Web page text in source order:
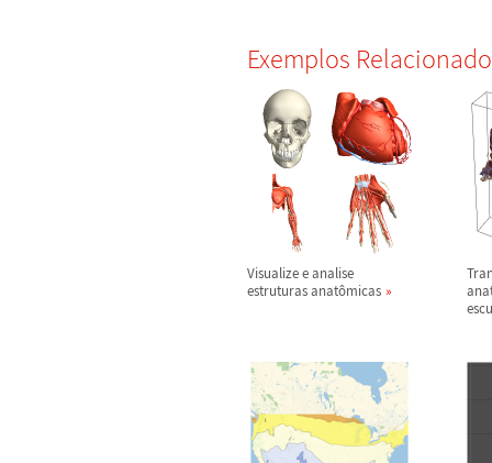
Exemplos
Visualize e analise
estruturas anatômicas